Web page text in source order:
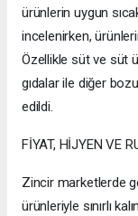
ürünlerin uygun
incelenirken,
Özellikle süt ve süt
gıdalar ile diğer
edildi.
FİYAT, HİJYEN VE
Zincir marketlerde
ürünleriyle sınırlı